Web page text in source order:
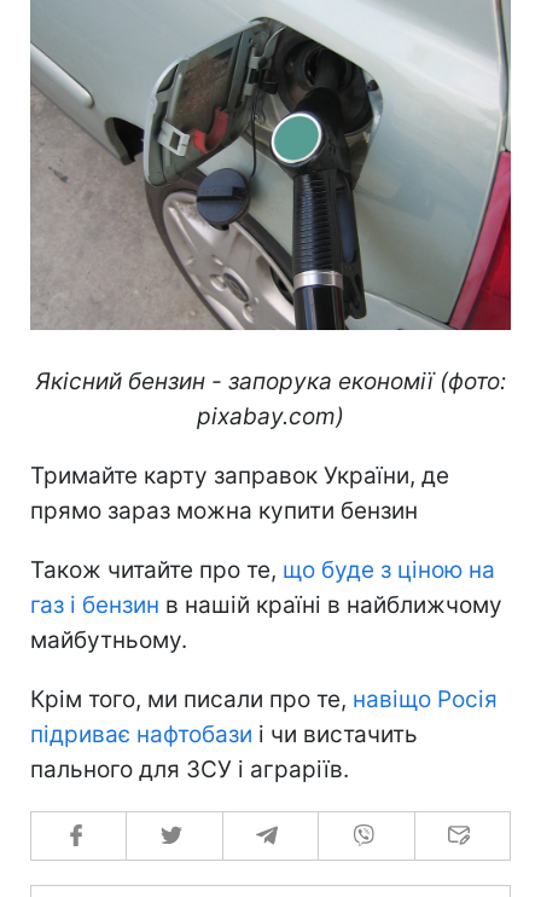
Якісний бензин - запорука економії (фото:
pixabay.com)
Тримайте карту заправок України, де
прямо зараз можна купити бензин
Також читайте про те, що буде з ціною на
газ і бензин в нашій країні в найближчому
майбутньому.
Крім того, ми писали про те, навіщо Росія
підриває нафтобази і чи вистачить
пального для ЗСУ і аграріїв.